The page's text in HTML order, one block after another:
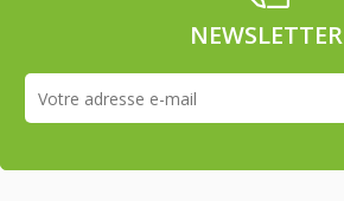
NEWSLETTER